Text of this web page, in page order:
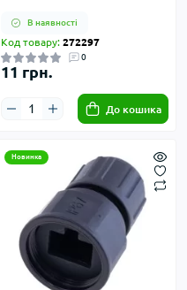
В наявності
Код товару: 272297
0
11 грн.
До кошика
Новинка